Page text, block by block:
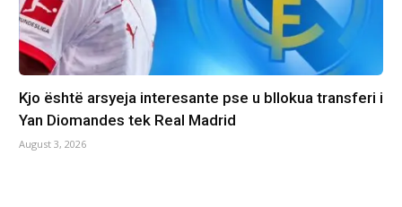
Kjo është arsyeja interesante pse u bllokua transferi i
Yan Diomandes tek Real Madrid
August 3, 2026